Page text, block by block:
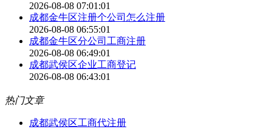
2026-08-08 07:01:01
成都金牛区注册个公司怎么注册
2026-08-08 06:55:01
成都金牛区分公司工商注册
2026-08-08 06:49:01
成都武侯区企业工商登记
2026-08-08 06:43:01
热门文章
成都武侯区工商代注册